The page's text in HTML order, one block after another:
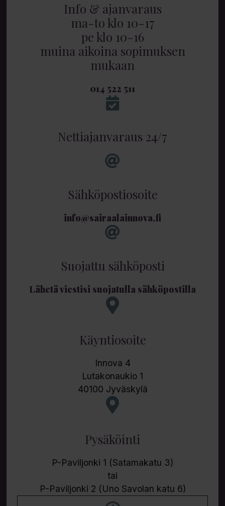
Info & ajanvaraus
ma-to klo 10-17
pe klo 10-16
muina aikoina sopimuksen
mukaan
014 522 511
Nettiajanvaraus 24/7
Sähköpostiosoite
info@sairaalainnova.fi
Suojattu sähköposti
Lähetä viestisi suojatulla sähköpostilla
Käyntiosoite
Innova 4
Lutakonaukio 1
40100 Jyväskylä
Pysäköinti
P-Paviljonki 1 (Satamakatu 3)
tai
P-Paviljonki 2 (Uno Savolan katu 6)